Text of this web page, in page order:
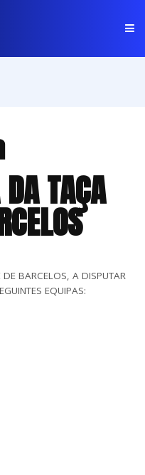
TAÇA
BARCELOS, A DISPUTAR
EQUIPAS: